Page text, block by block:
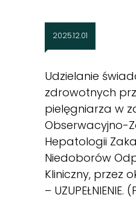
2025.12.01
Udzielanie
zdrowotnych
pielęgniarza w
Obserwacyjno-
Hepatologii
Niedoborów
Kliniczny, przez
– UZUPEŁNIENIE.